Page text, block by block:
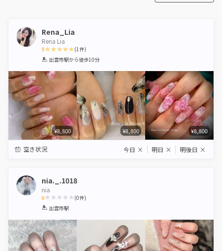
Rena_Lia
Rena Lia
5
1 2 3 4 5
(1件)
出雲市駅から徒歩10分
¥8,800 ¥8,800 ¥8,800
空き状況 今日 × 明日 × 明後日 ×
nia._.1018
nia
0
1 2 3 4 5
(0件)
出雲市駅